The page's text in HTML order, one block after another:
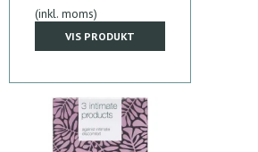
(inkl. moms)
VIS PRODUKT